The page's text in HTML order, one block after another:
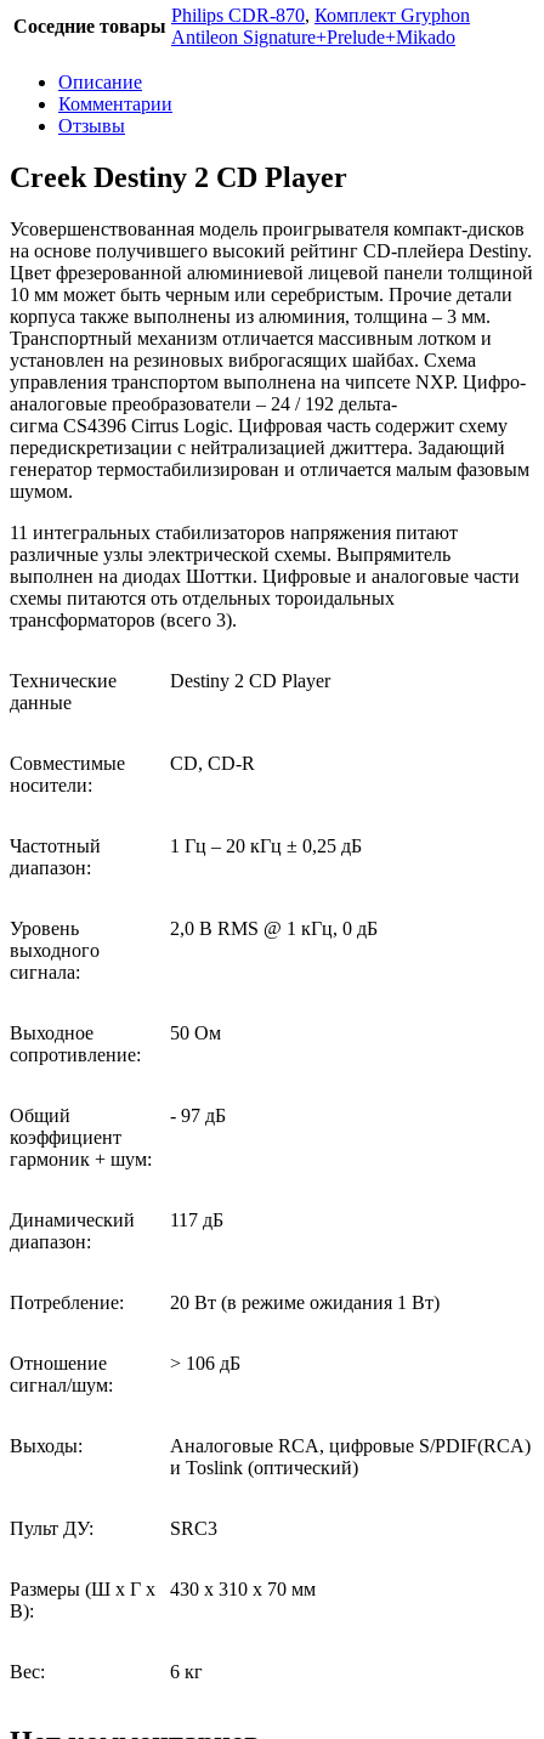
Соседние товары
Philips CDR-870, Комплект Gryphon
Antileon Signature+Prelude+Mikado
Описание
Комментарии
Отзывы
Creek Destiny 2 CD Player
Усовершенствованная модель проигрывателя компакт-дисков
на основе получившего высокий рейтинг CD-плейера Destiny.
Цвет фрезерованной алюминиевой лицевой панели толщиной
10 мм может быть черным или серебристым. Прочие детали
корпуса также выполнены из алюминия, толщина – 3 мм.
Транспортный механизм отличается массивным лотком и
установлен на резиновых виброгасящих шайбах. Схема
управления транспортом выполнена на чипсете NXP. Цифро-
аналоговые преобразователи – 24 / 192 дельта-
сигма CS4396 Cirrus Logic. Цифровая часть содержит схему
передискретизации с нейтрализацией джиттера. Задающий
генератор термостабилизирован и отличается малым фазовым
шумом.
11 интегральных стабилизаторов напряжения питают
различные узлы электрической схемы. Выпрямитель
выполнен на диодах Шоттки. Цифровые и аналоговые части
схемы питаются оть отдельных тороидальных
трансформаторов (всего 3).
Технические
данные
Destiny 2 CD Player
Совместимые
носители:
CD, CD-R
Частотный
диапазон:
1 Гц – 20 кГц ± 0,25 дБ
Уровень
выходного
сигнала:
2,0 В RMS @ 1 кГц, 0 дБ
Выходное
сопротивление:
50 Ом
Общий
коэффициент
гармоник + шум:
- 97 дБ
Динамический
диапазон:
117 дБ
Потребление: 20 Вт (в режиме ожидания 1 Вт)
Отношение
сигнал/шум:
> 106 дБ
Выходы:
Аналоговые RCA, цифровые S/PDIF(RCA)
и Toslink (оптический)
Пульт ДУ: SRC3
Размеры (Ш х Г х
В):
430 х 310 х 70 мм
Вес: 6 кг